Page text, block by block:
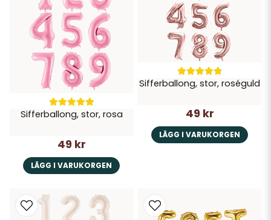
Sifferballong, stor, rosa
49 kr
LÄGG I VARUKORGEN
Sifferballong, stor, roséguld
49 kr
LÄGG I VARUKORGEN